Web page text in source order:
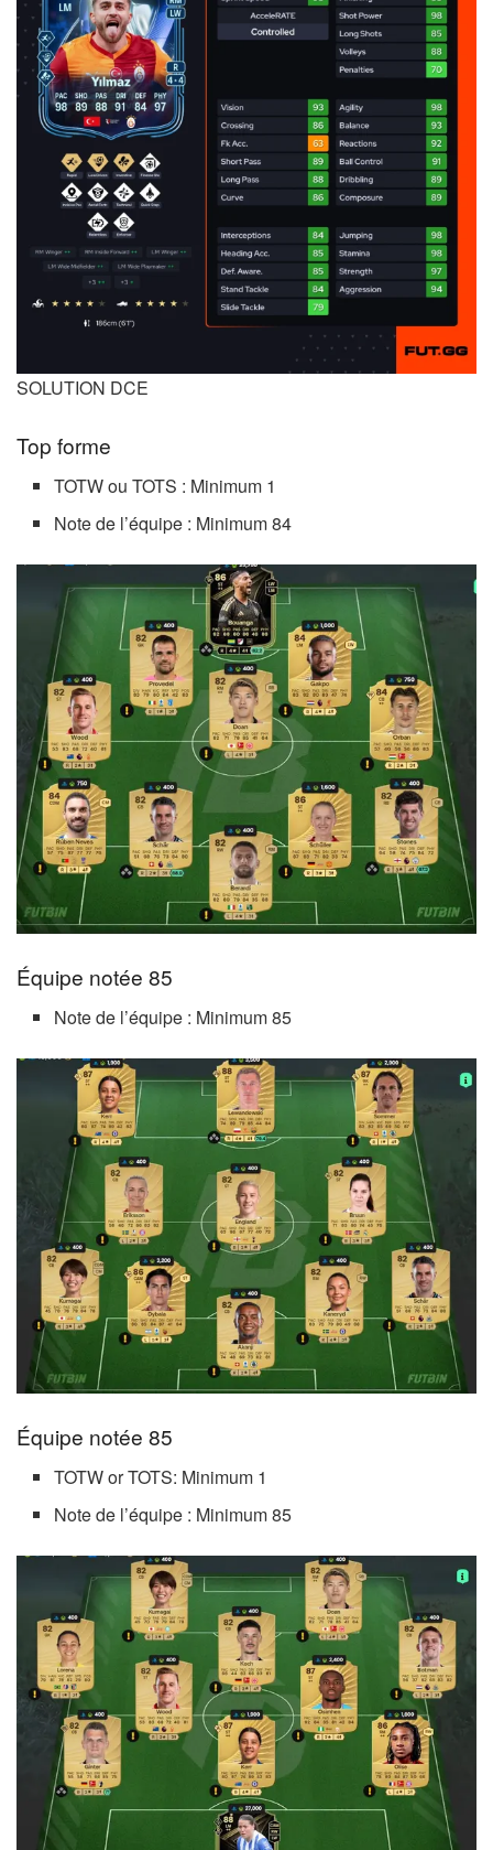
SOLUTION DCE
Top forme
TOTW ou TOTS : Minimum 1
Note de l’équipe : Minimum 84
Équipe notée 85
Note de l’équipe : Minimum 85
Équipe notée 85
TOTW or TOTS: Minimum 1
Note de l’équipe : Minimum 85